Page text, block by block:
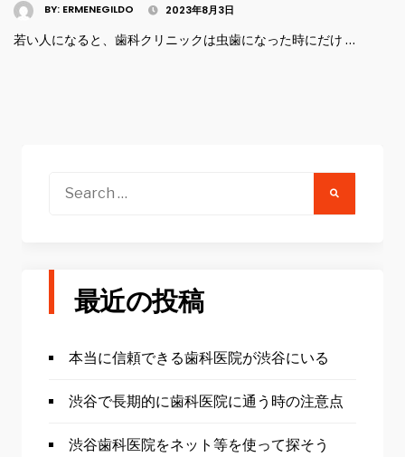
BY: ERMENEGILDO 2023年8月3日
若い人になると、歯科クリニックは虫歯になった時にだけ …
Search
最近の投稿
本当に信頼できる歯科医院が渋谷にいる
渋谷で長期的に歯科医院に通う時の注意点
渋谷歯科医院をネット等を使って探そう